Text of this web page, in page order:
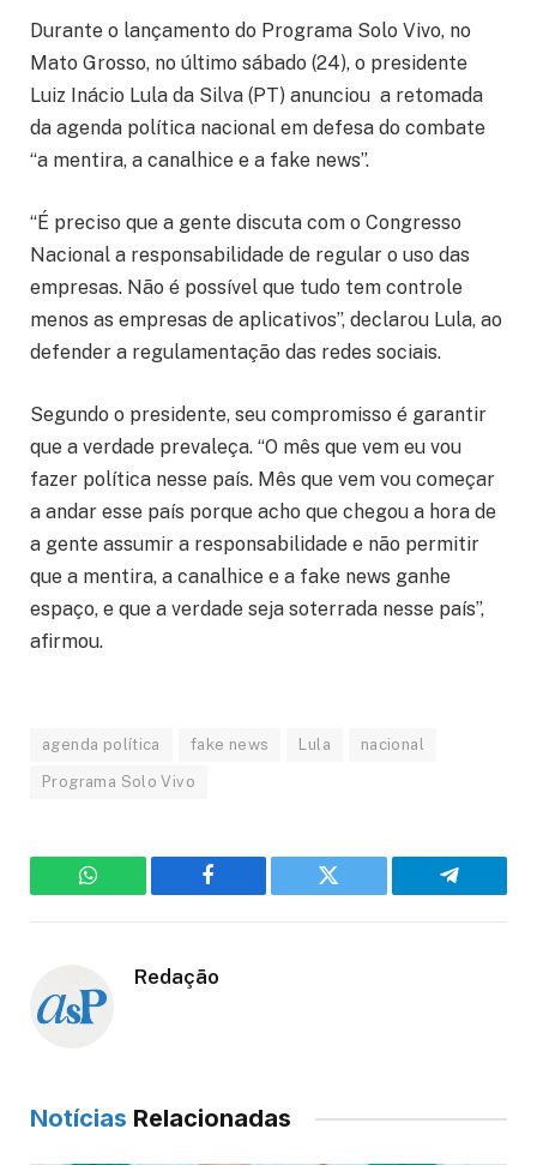
Durante o lançamento do Programa Solo Vivo, no
Mato Grosso, no último sábado (24), o presidente
Luiz Inácio Lula da Silva (PT) anunciou a retomada
da agenda política nacional em defesa do combate
“a mentira, a canalhice e a fake news”.
“É preciso que a gente discuta com o Congresso
Nacional a responsabilidade de regular o uso das
empresas. Não é possível que tudo tem controle
menos as empresas de aplicativos”, declarou Lula, ao
defender a regulamentação das redes sociais.
Segundo o presidente, seu compromisso é garantir
que a verdade prevaleça. “O mês que vem eu vou
fazer política nesse país. Mês que vem vou começar
a andar esse país porque acho que chegou a hora de
a gente assumir a responsabilidade e não permitir
que a mentira, a canalhice e a fake news ganhe
espaço, e que a verdade seja soterrada nesse país”,
afirmou.
agenda política fake news Lula nacional
Programa Solo Vivo
WhatsApp Facebook Twitter Telegram
Redação
Notícias Relacionadas